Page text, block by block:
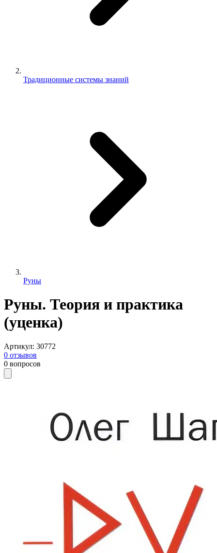
Традиционные системы знаний
Руны
Руны. Теория и практика
(уценка)
Артикул: 30772
0 отзывов
0 вопросов